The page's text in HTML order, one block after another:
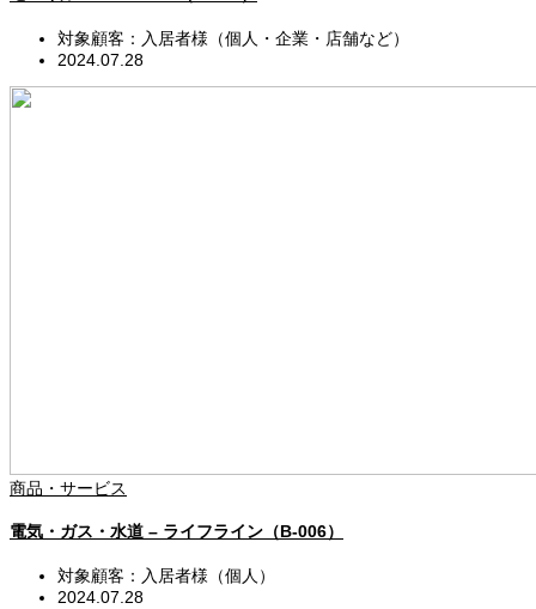
対象顧客：入居者様（個人・企業・店舗など）
2024.07.28
商品・サービス
電気・ガス・水道 – ライフライン（B-006）
対象顧客：入居者様（個人）
2024.07.28